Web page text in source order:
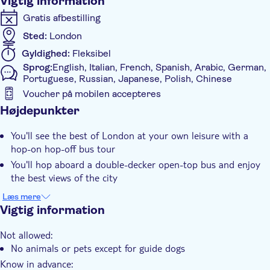
Gratis afbestilling
Sted: London
Gyldighed: Fleksibel
Sprog:English, Italian, French, Spanish, Arabic, German,
Portuguese, Russian, Japanese, Polish, Chinese
Voucher på mobilen accepteres
Yderligere information
Lokalt særpræg
Tur med Audioguide
Elektronisk billet
Med audioguide
Transport included
Højdepunkter
You'll see the best of London at your own leisure with a
hop-on hop-off bus tour
You'll hop aboard a double-decker open-top bus and enjoy
the best views of the city
There's the chance to enhance your experience with a scenic
cruise along the Thames
Læs mere
Vigtig information
Not allowed:
No animals or pets except for guide dogs
Know in advance: